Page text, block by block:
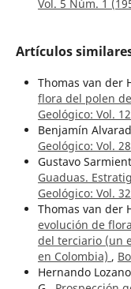
Vol. 5 Núm. 1
Artículos
Thomas van der
flora del polen
Geológico: Vol.
Benjamín
Geológico: Vol.
Gustavo
Guaduas.
Geológico: Vol.
Thomas van der
evolución de
del terciario (un
en Colombia) ,
Hernando